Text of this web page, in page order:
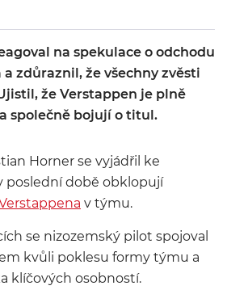
na spekulace o odchodu
zdůraznil, že všechny zvěsti
že Verstappen je plně
společně bojují o titul.
Horner se vyjádřil ke
poslední době obklopují
v týmu.
se nizozemský pilot spojoval
kvůli poklesu formy týmu a
klíčových osobností.